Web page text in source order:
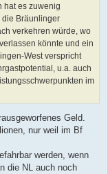
hat es zuwenig
die Bräunlinger
verkehren würde, wo
könnte und ein
West verspricht
u.a. auch
im
Geld.
nur weil im Bf
werden, wenn
die NL auch noch